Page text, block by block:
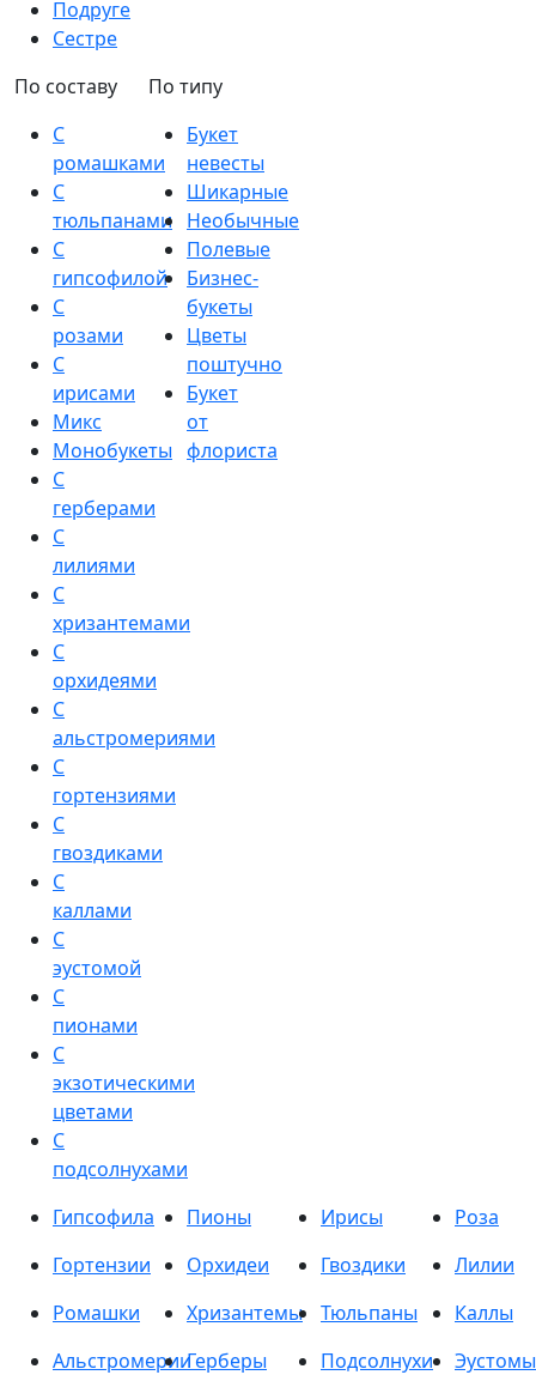
Подруге
Сестре
По составу
С
ромашками
С
тюльпанами
С
гипсофилой
С
розами
С
ирисами
Микс
Монобукеты
С
герберами
С
лилиями
С
хризантемами
С
орхидеями
С
альстромериями
С
гортензиями
С
гвоздиками
С
каллами
С
эустомой
С
пионами
С
экзотическими
цветами
С
подсолнухами
По типу
Букет
невесты
Шикарные
Необычные
Полевые
Бизнес-
букеты
Цветы
поштучно
Букет
от
флориста
Гипсофила Пионы Ирисы
Роза
Гортензии
Орхидеи Гвоздики
Лилии
Ромашки
Хризантемы Тюльпаны
Каллы
АльстромерииГерберы Подсолнухи
Эустомы